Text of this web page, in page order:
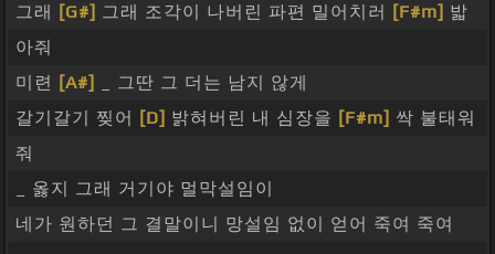
그래
[G#] 그래 조각이 나버린 파편 밀어치러 [F#m] 밟
아줘
미련 [A#]
_ 그딴 그 더는 남지 않게
갈기갈기 찢어
[D] 밝혀버린 내 심장을 [F#m] 싹 불태워
줘
_ 옳지 그래 거기야 멀막설임이
네가 원하던 그 결말이니 망설임 없이 얻어 죽여 죽여